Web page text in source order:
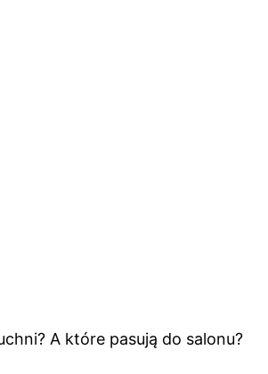
A które pasują do salonu?